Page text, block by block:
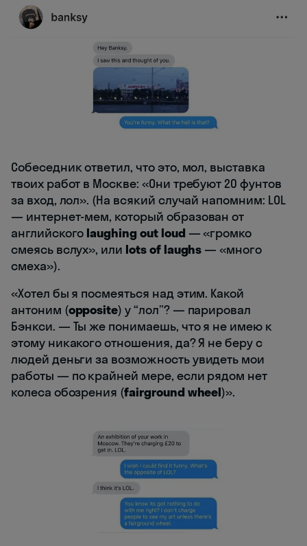
Собеседник ответил, что это, мол, выставка
твоих работ в Москве: «Они требуют 20 фунтов
за вход, лол». (На всякий случай напомним: LOL
— интернет-мем, который образован от
английского laughing out loud — «громко
смеясь вслух», или lots of laughs — «много
смеха»).
«Хотел бы я посмеяться над этим. Какой
антоним (opposite) у “лол”? — парировал
Бэнкси. — Ты же понимаешь, что я не имею к
этому никакого отношения, да? Я не беру с
людей деньги за возможность увидеть мои
работы — по крайней мере, если рядом нет
колеса обозрения (fairground wheel)».